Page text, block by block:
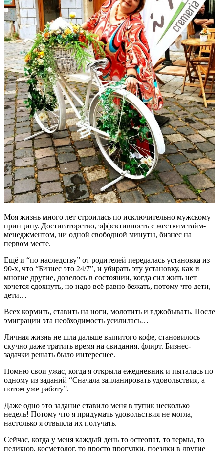
Моя жизнь много лет строилась по исключительно мужскому
принципу. Достигаторство, эффективность с жестким тайм-
менеджментом, ни одной свободной минуты, бизнес на
первом месте.
Ещё и “по наследству” от родителей передалась установка из
90-х, что “Бизнес это 24/7”, и убирать эту установку, как и
многие другие, довелось в состоянии, когда сил жить нет,
хочется сдохнуть, но надо всё равно бежать, потому что дети,
дети…
Всех кормить, ставить на ноги, молотить и вджобывать. После
эмиграции эта необходимость усилилась…
Личная жизнь не шла дальше выпитого кофе, становилось
скучно даже тратить время на свидания, флирт. Бизнес-
задачки решать было интереснее.
Помню свой ужас, когда я открыла ежедневник и пыталась по
одному из заданий “Сначала запланировать удовольствия, а
потом уже работу”.
Даже одно это задание ставило меня в тупик несколько
недель! Потому что я придумать удовольствия не могла,
настолько я отвыкла их получать.
Сейчас, когда у меня каждый день то остеопат, то термы, то
педикюр, косметолог, то просто прогулки, поездки в другие